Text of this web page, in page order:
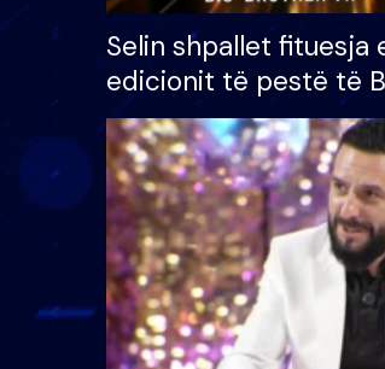
Selin shpallet fituesja
edicionit të pestë të
Brother VIP, rrëmben
çmimin e madh prej
mijë eurosh